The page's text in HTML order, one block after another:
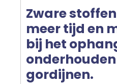
Zware
meer tijd en
bij het
gordijnen.